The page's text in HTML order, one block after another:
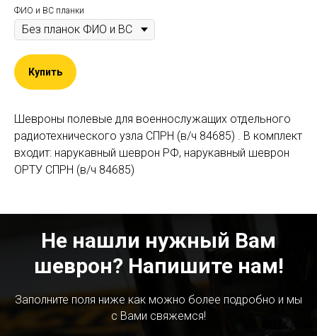
ФИО и ВС планки
Купить
Шевроны полевые для военнослужащих отдельного
радиотехнического узла СПРН (в/ч 84685) . В комплект
входит: нарукавный шеврон РФ, нарукавный шеврон
ОРТУ СПРН (в/ч 84685)
Не нашли нужный Вам
шеврон? Напишите нам!
Заполните поля ниже как можно более подробно и мы
с Вами свяжемся!